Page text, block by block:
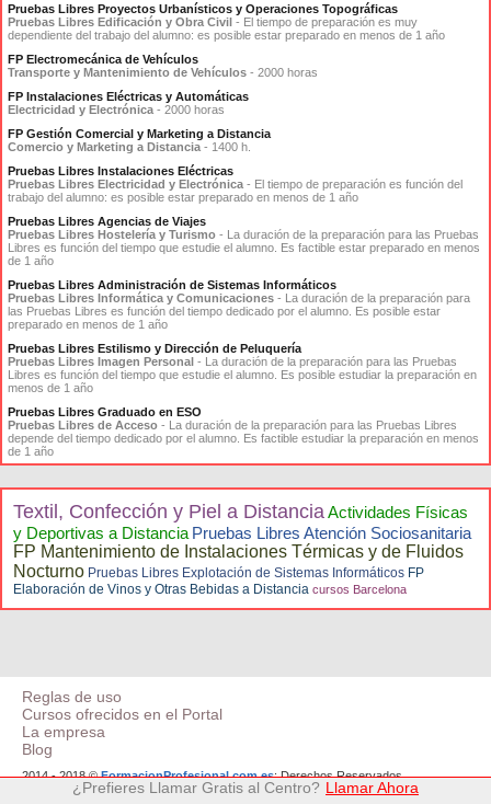
¿Prefieres Llamar Gratis al Centro? Llamar Ahora
Pruebas Libres Proyectos Urbanísticos y Operaciones Topográficas
Pruebas Libres Edificación y Obra Civil - El tiempo de preparación es muy
dependiente del trabajo del alumno: es posible estar preparado en menos de 1 año
FP Electromecánica de Vehículos
Transporte y Mantenimiento de Vehículos - 2000 horas
FP Instalaciones Eléctricas y Automáticas
Electricidad y Electrónica - 2000 horas
FP Gestión Comercial y Marketing a Distancia
Comercio y Marketing a Distancia - 1400 h.
Pruebas Libres Instalaciones Eléctricas
Pruebas Libres Electricidad y Electrónica - El tiempo de preparación es función del
trabajo del alumno: es posible estar preparado en menos de 1 año
Pruebas Libres Agencias de Viajes
Pruebas Libres Hostelería y Turismo - La duración de la preparación para las Pruebas
Libres es función del tiempo que estudie el alumno. Es factible estar preparado en menos
de 1 año
Pruebas Libres Administración de Sistemas Informáticos
Pruebas Libres Informática y Comunicaciones - La duración de la preparación para
las Pruebas Libres es función del tiempo dedicado por el alumno. Es posible estar
preparado en menos de 1 año
Pruebas Libres Estilismo y Dirección de Peluquería
Pruebas Libres Imagen Personal - La duración de la preparación para las Pruebas
Libres es función del tiempo que estudie el alumno. Es posible estudiar la preparación en
menos de 1 año
Pruebas Libres Graduado en ESO
Pruebas Libres de Acceso - La duración de la preparación para las Pruebas Libres
depende del tiempo dedicado por el alumno. Es factible estudiar la preparación en menos
de 1 año
Textil, Confección y Piel a Distancia Actividades Físicas
y Deportivas a Distancia Pruebas Libres Atención Sociosanitaria
FP Mantenimiento de Instalaciones Térmicas y de Fluidos
Nocturno Pruebas Libres Explotación de Sistemas Informáticos FP
Elaboración de Vinos y Otras Bebidas a Distancia cursos Barcelona
Reglas de uso
Cursos ofrecidos en el Portal
La empresa
Blog
2014 - 2018 ©FormacionProfesional.com.es: Derechos Reservados